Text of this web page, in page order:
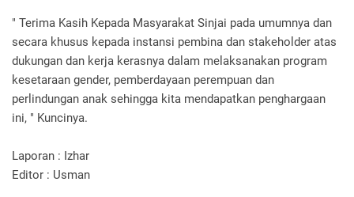
" Terima Kasih Kepada Masyarakat Sinjai pada umumnya dan
secara khusus kepada instansi pembina dan stakeholder atas
dukungan dan kerja kerasnya dalam melaksanakan program
kesetaraan gender, pemberdayaan perempuan dan
perlindungan anak sehingga kita mendapatkan penghargaan
ini, " Kuncinya.
Laporan : Izhar
Editor : Usman